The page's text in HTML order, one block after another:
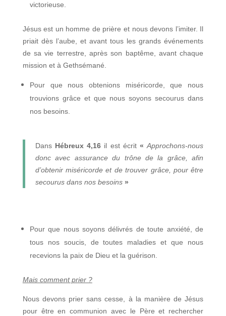
victorieuse.
Jésus est un homme de prière et nous devons l’imiter. Il
priait dès l’aube, et avant tous les grands événements
de sa vie terrestre, après son baptême, avant chaque
mission et à Gethsémané.
Pour que nous obtenions miséricorde, que nous
trouvions grâce et que nous soyons secourus dans
nos besoins.
Dans Hébreux 4,16 il est écrit «Approchons-nous
donc avec assurance du trône de la grâce, afin
d’obtenir miséricorde et de trouver grâce, pour être
secourus dans nos besoins »
Pour que nous soyons délivrés de toute anxiété, de
tous nos soucis, de toutes maladies et que nous
recevions la paix de Dieu et la guérison.
Mais comment prier ?
Nous devons prier sans cesse, à la manière de Jésus
pour être en communion avec le Père et rechercher